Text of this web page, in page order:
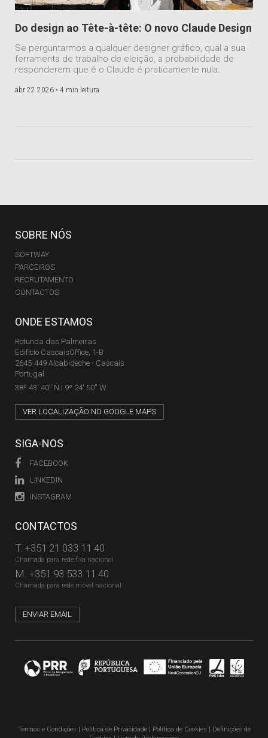
Do design ao Tête-à-tête: O novo Claude Design
Se perguntarmos a qualquer designer gráfico, qual a sua
ferramenta de trabalho de eleição, a probabilidade de
responderem que é o Claude é praticamente nula.
abr 22 2026 • 4 min leitura
SOBRE NÓS
SOFTWAY
PARCEIROS
RECRUTAMENTO
CONTACTOS
ONDE ESTAMOS
Rotunda das Palmeiras
Edifício CascaisOffice, 1-B
2645-449 Alcabideche - Cascais
Portugal
38º 43' 40'' N | 9º 24' 50'' W
VER LOCALIZAÇÃO NO GOOGLE MAPS
SIGA-NOS
FACEBOOK
LINKEDIN
INSTAGRAM
CONTACTOS
T. +351 21 033 11 40
Chamada para rede fixa nacional
M. +351 93 533 11 40
Chamada para rede móvel nacional
ENVIAR EMAIL
Termos e Condições | Política de Privacidade| Política de Cookies | Definições de